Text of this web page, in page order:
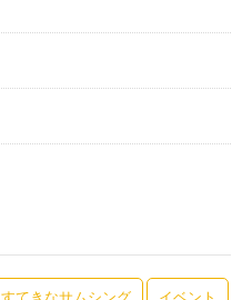
すてきなサムシング イベント